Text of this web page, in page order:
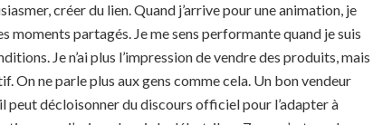
créer du lien. Quand j’arrive pour une animation, je
moments partagés. Je me sens performante quand je suis
Je n’ai plus l’impression de vendre des produits, mais
ne parle plus aux gens comme cela. Un bon vendeur
décloisonner du discours officiel pour l’adapter à